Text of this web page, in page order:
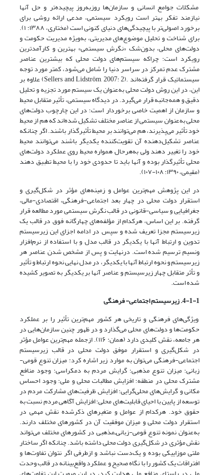
مشکلات جوامع انسانی و سازمان‌ها روزبه‌روز پیچیده‌تر و حل آنها
نیازمند تفکر بهتر است رویکرد سیستمی، مدعی ارائه روشی برای
برخورد اصولی‌تر با پیچیدگی‌های دنیای کنونی است (مختاری، ۱۳۸۸: ۱).
برای شناخت و تحلیل موضوع‌های مدیریتی، به‌ویژه مدیریت حکومت و
دولت‌های محلی، بدون‌شک «نگرش سیستمی» بهترین و کارآمدترین
رویکرد است؛ چراکه سیستم‌های دولت محلی که بیشترین عناصر
مشترک عدم تمرکز در سراسر دنیا را شامل می‌شود، کمتر مورد توجه
سیستماتیک قرار گرفته‌اند .(Sellers and Lidström, 2007: 2) علاوه بر
این، در این روش دولت محلی به‌عنوان یک سیستم مورد تجزیه و تحلیل
دقیق و همه‌جانبه قرار می‌گیرد. در دیدگاه سیستمی، تأثیر متقابل محیط
و سازمان از اهمیت خاصی برخوردار است؛ در این چارچوب دولت‌های
محلی به‌عنوان سیستمی از عناصر مختلف تشکیل ‌شده‌اند که هم از محیط
خود تأثیر می‌پذیرند، هم می‌توانند بر محیط تأثیرگذار باشند. اگر چنانکه
عناصر تشکیل‌دهنده آن تقویت‌کننده یکدیگر باشند می‌توانند محیط
خود را تغییر دهند ولی به‌هرحال همواره محیط روی عملکرد دولت‌های
محلی تأثیرگذار بوده و آنها باید تا حدودی خود را با محیط تطبیق دهند
(مقیمی، ۱۳۹۰: ۱۰۸-۱۰۷).
در این پژوهش مهم‌ترین عوامل و زمینه‌های مؤثر در شکل‌گیری و
استقرار دولت محلی در چهار بعد اجتماعی-فرهنگی، اقتصادی-مالی،
جغرافیایی و سیاسی-قانونی در قالب نگرش سیستمی مورد مطالعه قرار
گرفته. بر این اساس، هرکدام از مؤلفه‌های چهارگانه فوق در قالب یک
زیرسیستم مجزا تعریف ‌شده و سپس در ادامه اجزای این زیرسیستم
تدوین و ارتباط آنها با یکدیگر در قالب مدل و با استفاده از نرم‌افزار
ونسیم ترسیم ‌شده است. درنهایت و پس از مشخص شدن عناصر هر
زیرسیستم و نحوه ارتباط آنها با یکدیگر، در مدل نهایی نحوه ارتباط و تأثیر
و تأثر متقابل چهار زیرسیستم و عناصر آنها بر یکدیگر به تصویر کشیده
شده است.
4-1-1. زیرسیستم اجتماعی- فرهنگی
ویژگی‌های فرهنگی و تاریخی هر کشور مهم‌ترین تأثیر را بر عملکرد
حکومت‌ها و دولت‌های محلی می‌گذارد و در ظهور چنین سازمان‌هایی در
هر جامعه، نقش کلیدی دارد (همان: ۱۱۶). ازجمله مهم‌ترین عوامل مؤثر
در شکل‌گیری و استقرار موفق دولت محلی در قالب زیرسیستم
اجتماعی-‌فرهنگی می‌توان به موارد زیر اشاره کرد: میزان تنوع قومی-‌
زبانی؛ میزان تنوع مذهبی؛ گرایش مردم به دمکراسی؛ وجود منافع
مشترک محلی در منطقه؛ افزایش مطالبات محلی و ملی؛ وجود احساس
مکانی و گرایش‌های محلی‌گرایی؛ افزایش ظرفیت‌های مشارکت مردم در
توسعه از پایین با احیای قابلیت‌های محلی؛ افزایش آگاهی مردم نسبت به
حقوق خود. هرکدام از عوامل و متغیرهای ذکرشده نقش مهمی در
استقرار دولت محلی و میزان موفقیت آن در کشورهای مختلف دارند.
به‌عنوان نمونه تنوع قومی-‌زبانی‌ـ‌مذهبی در کشورهای مختلف می‌تواند
نقش مؤثری در شکل‌گیری دولت محلی داشته باشد. چنانکه اگر ساختار
ملتی موزاییکی بوده و یک‌دست نباشد و از‌طرفی اگر نتوان تفاوت‌ها و
افتراقات یک کشور را با نگاه صحیح و عملکرد واقع‌بینانه در قالب وحدت